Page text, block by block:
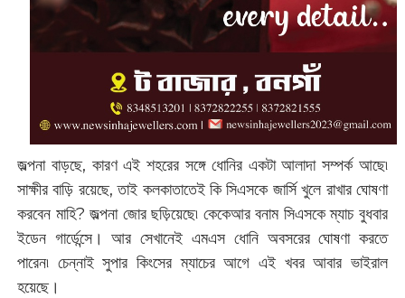
জল্পনা বাড়ছে, কারণ এই শহরের সঙ্গে ধোনির একটা আলাদা সম্পর্ক আছে৷
সাক্ষীর বাড়ি রয়েছে, তাই কলকাতাতেই কি সিএসকে জার্সি খুলে রাখার ঘোষণা
করবেন মাহি? জল্পনা জোর ছড়িয়েছে৷ কেকেআর বনাম সিএসকে ম্যাচ বুধবার
ইডেন গার্ডেন্সে। আর সেখানেই এমএস ধোনি অবসরের ঘোষণা করতে
পারেন৷ চেন্নাই সুপার কিংসের ম্যাচের আগে এই খবর আবার ভাইরাল
হয়েছে।